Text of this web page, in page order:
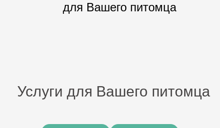
для Вашего питомца
Услуги для Вашего питомца